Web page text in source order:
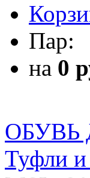
Пар:
на 0
ОБУВЬ
Туфли